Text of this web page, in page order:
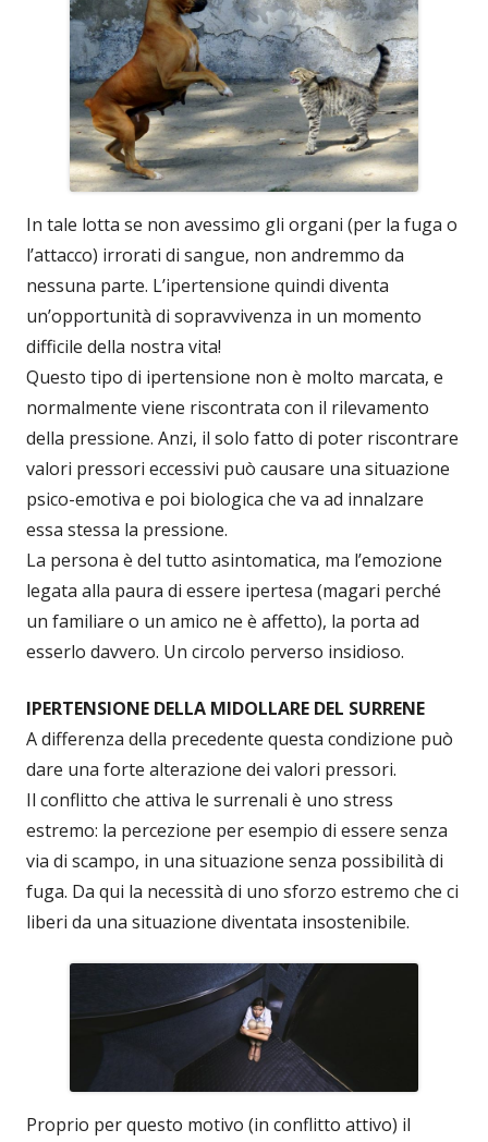
In tale lotta se non avessimo gli organi (per la fuga o
l’attacco) irrorati di sangue, non andremmo da
nessuna parte. L’ipertensione quindi diventa
un’opportunità di sopravvivenza in un momento
difficile della nostra vita!
Questo tipo di ipertensione non è molto marcata, e
normalmente viene riscontrata con il rilevamento
della pressione. Anzi, il solo fatto di poter riscontrare
valori pressori eccessivi può causare una situazione
psico-emotiva e poi biologica che va ad innalzare
essa stessa la pressione.
La persona è del tutto asintomatica, ma l’emozione
legata alla paura di essere ipertesa (magari perché
un familiare o un amico ne è affetto), la porta ad
esserlo davvero. Un circolo perverso insidioso.
IPERTENSIONE DELLA MIDOLLARE DEL SURRENE
A differenza della precedente questa condizione può
dare una forte alterazione dei valori pressori.
Il conflitto che attiva le surrenali è uno stress
estremo: la percezione per esempio di essere senza
via di scampo, in una situazione senza possibilità di
fuga. Da qui la necessità di uno sforzo estremo che ci
liberi da una situazione diventata insostenibile.
Proprio per questo motivo (in conflitto attivo) il